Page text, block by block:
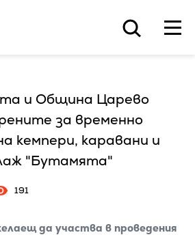
и Община Царево
за временно
кемпери, каравани и
"Бутамята"
191
да участва в проведения